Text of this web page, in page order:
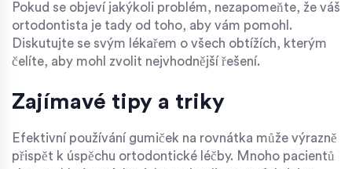
Pokud se objeví jakýkoli problém, nezapomeňte, že váš
ortodontista je tady od toho, aby vám pomohl.
Diskutujte se svým lékařem o všech obtížích, kterým
čelíte, aby mohl zvolit nejvhodnější řešení.
Zajímavé tipy a triky
Efektivní používání gumiček na rovnátka může výrazně
přispět k úspěchu ortodontické léčby. Mnoho pacientů